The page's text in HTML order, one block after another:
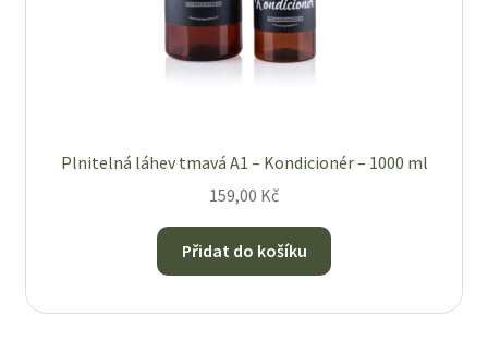
Plnitelná láhev tmavá A1 – Kondicionér – 1000 ml
159,00 Kč
Přidat do košíku